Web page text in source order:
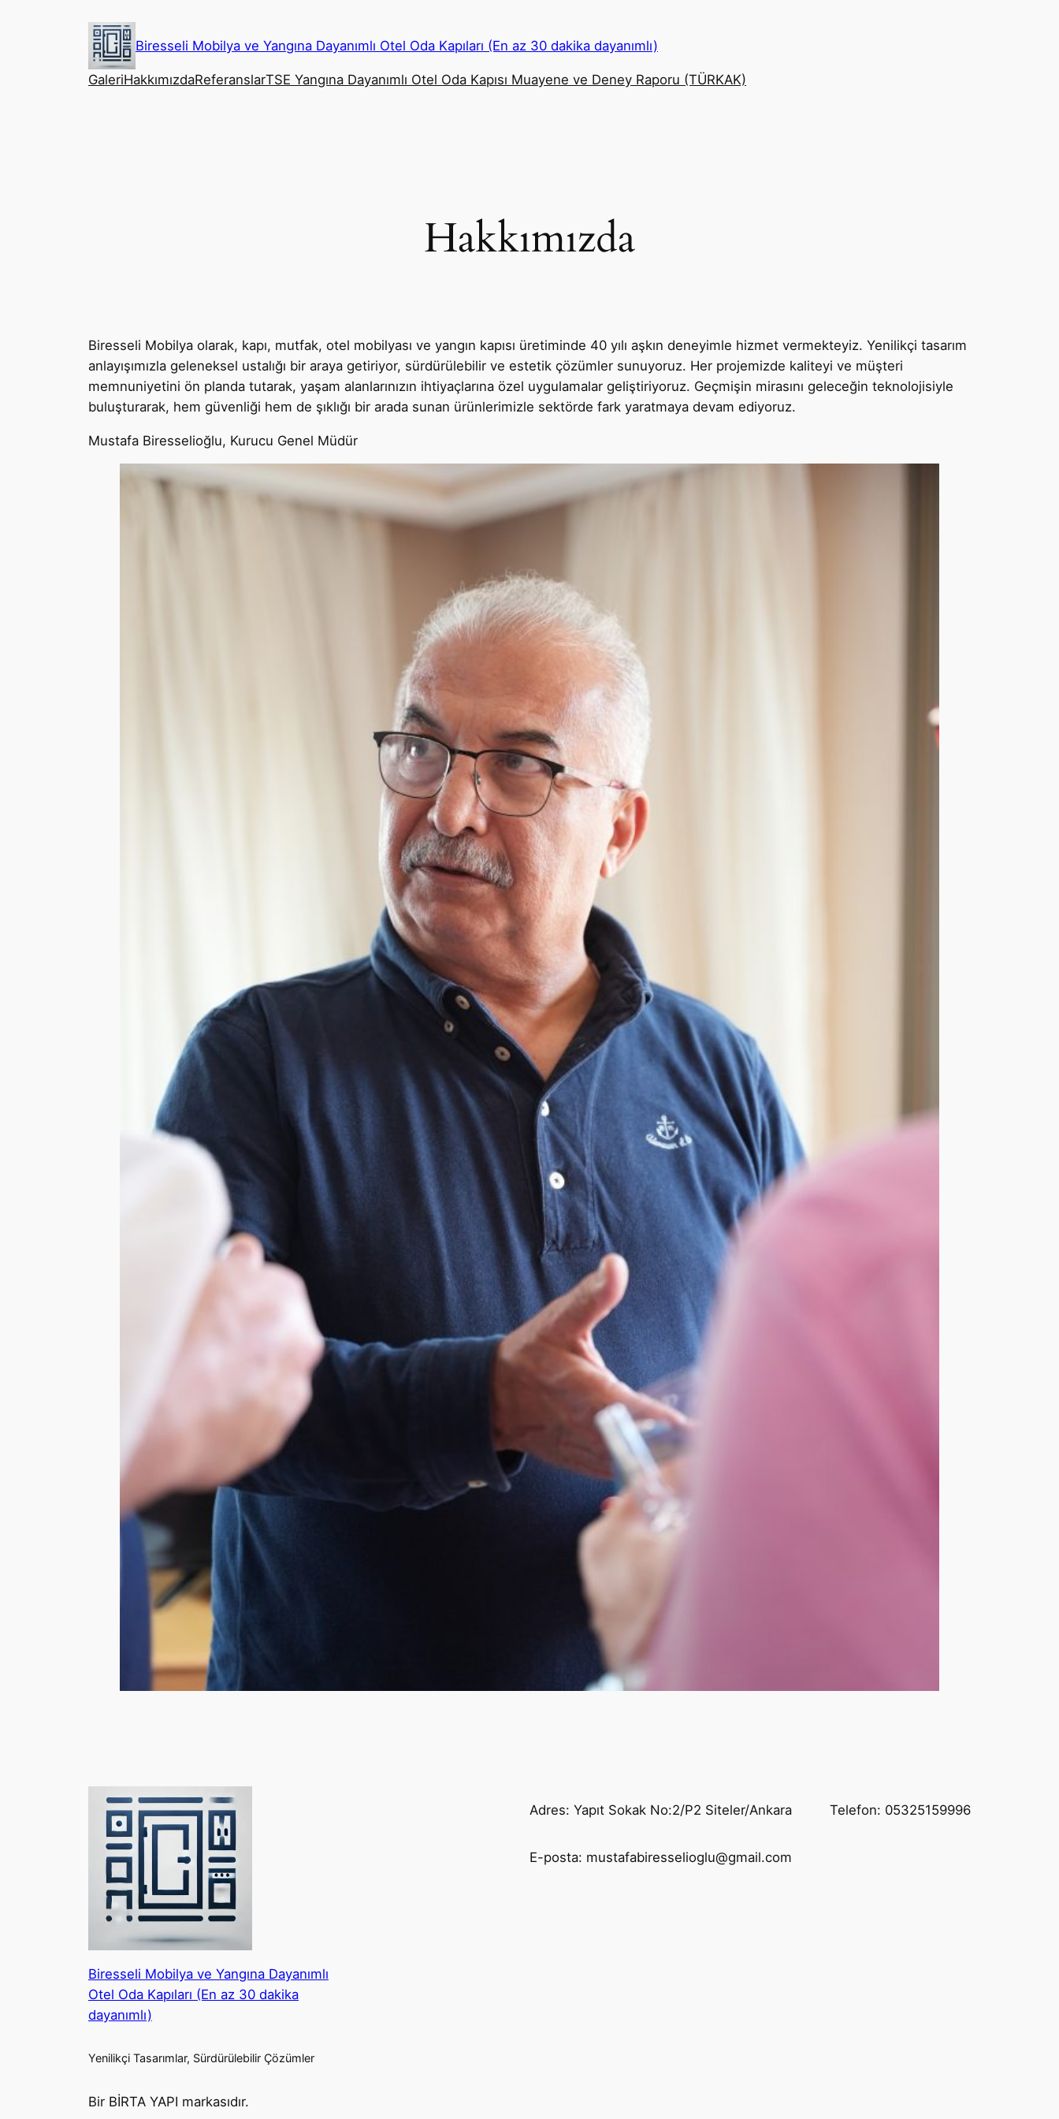
Biresseli Mobilya ve Yangına Dayanımlı Otel Oda Kapıları (En az 30 dakika dayanımlı)
GaleriHakkımızdaReferanslarTSE Yangına Dayanımlı Otel Oda Kapısı Muayene ve Deney Raporu (TÜRKAK)
Hakkımızda
Biresseli Mobilya olarak, kapı, mutfak, otel mobilyası ve yangın kapısı üretiminde 40 yılı aşkın deneyimle hizmet vermekteyiz. Yenilikçi tasarım
anlayışımızla geleneksel ustalığı bir araya getiriyor, sürdürülebilir ve estetik çözümler sunuyoruz. Her projemizde kaliteyi ve müşteri
memnuniyetini ön planda tutarak, yaşam alanlarınızın ihtiyaçlarına özel uygulamalar geliştiriyoruz. Geçmişin mirasını geleceğin teknolojisiyle
buluşturarak, hem güvenliği hem de şıklığı bir arada sunan ürünlerimizle sektörde fark yaratmaya devam ediyoruz.
Mustafa Biresselioğlu, Kurucu Genel Müdür
Biresseli Mobilya ve Yangına Dayanımlı
Otel Oda Kapıları (En az 30 dakika
dayanımlı)
Yenilikçi Tasarımlar, Sürdürülebilir Çözümler
Bir BİRTA YAPI markasıdır.
Adres: Yapıt Sokak No:2/P2 Siteler/Ankara Telefon: 05325159996
E-posta: mustafabiresselioglu@gmail.com